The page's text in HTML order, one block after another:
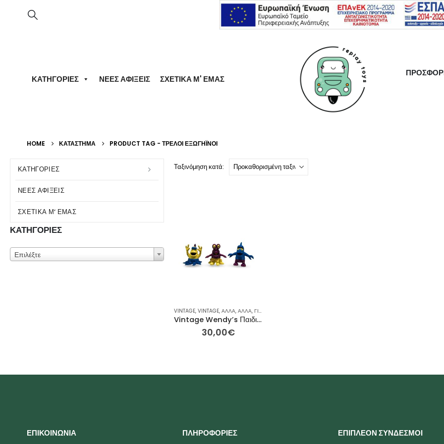
ΚΑΤΗΓΟΡΊΕΣ ΝΈΕΣ ΑΦΊΞΕΙΣ ΣΧΕΤΙΚΆ Μ' ΕΜΆΣ
HOME ΚΑΤΆΣΤΗΜΑ PRODUCT TAG - ΤΡΕΛΟΊ ΕΞΩΓΉΙΝΟΙ
Ταξινόμηση κατά:
VINTAGE, VINTAGE, ΆΛΛΑ, ΆΛΛΑ, ΓΙΑ ΕΚΕΊΝΟΝ / ΕΚΕΊΝΗ
Vintage Wendy’s Παιδικά Γεύματα Τρελές Φιγούρες Εξωγήινων – Σετ των 3 – 7εκ
30,00€
ΚΑΤΗΓΟΡΊΕΣ
ΝΈΕΣ ΑΦΊΞΕΙΣ
ΣΧΕΤΙΚΆ Μ’ ΕΜΆΣ
ΚΑΤΗΓΟΡΙΕΣ
Επιλέξτε
ΕΠΙΚΟΙΝΩΝΙΑ ΠΛΗΡΟΦΟΡΙΕΣ ΕΠΙΠΛΕΟΝ ΣΥΝΔΕΣΜΟΙ